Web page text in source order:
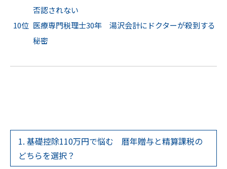
否認されない
10位 医療専門税理士30年 湯沢会計にドクターが殺到する
秘密
1. 基礎控除110万円で悩む 暦年贈与と精算課税の
どちらを選択？